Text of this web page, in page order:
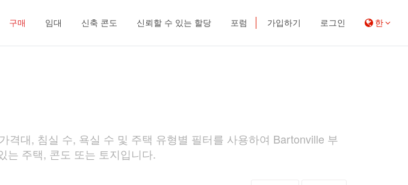
구매 임대 신축 콘도 신뢰할 수 있는 할당 포럼 가입하기 로그인 한
대, 침실 수, 욕실 수 및 주택 유형별 필터를 사용하여 Bartonville 부
는 주택, 콘도 또는 토지입니다.